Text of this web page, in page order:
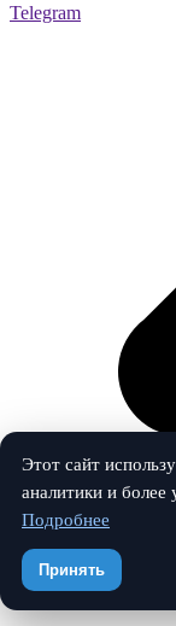
Telegram
Vk
Этот сайт
аналитики и более
Подробнее
Принять